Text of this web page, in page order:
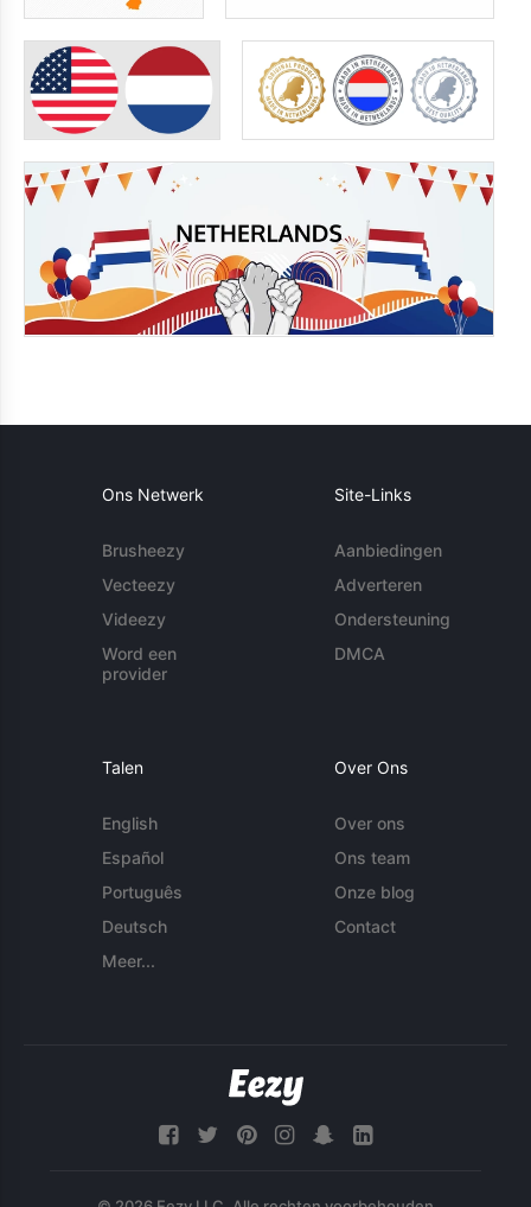
Ons Netwerk
Brusheezy
Vecteezy
Videezy
Word een
provider
Site-Links
Aanbiedingen
Adverteren
Ondersteuning
DMCA
Talen
English
Español
Português
Deutsch
Meer...
Over Ons
Over ons
Ons team
Onze blog
Contact